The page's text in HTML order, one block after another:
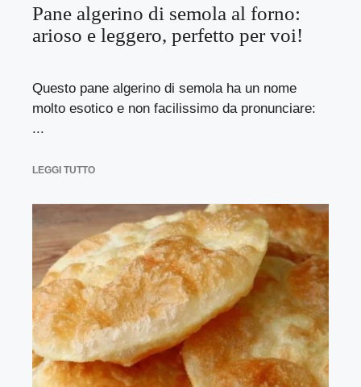
Pane algerino di semola al forno:
arioso e leggero, perfetto per voi!
Questo pane algerino di semola ha un nome
molto esotico e non facilissimo da pronunciare:
...
LEGGI TUTTO